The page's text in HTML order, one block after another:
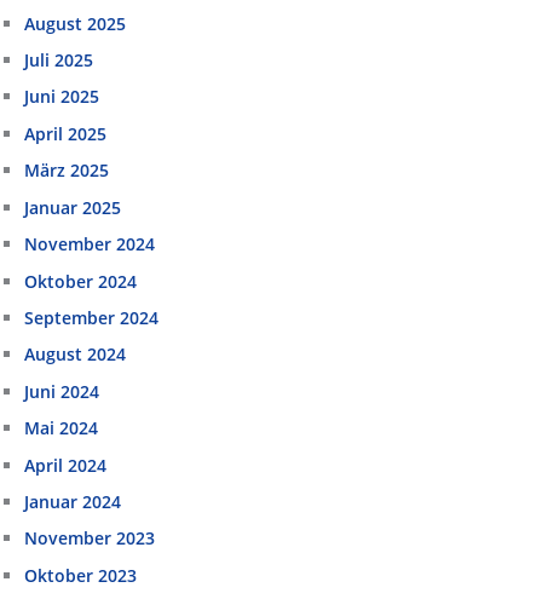
August 2025
Juli 2025
Juni 2025
April 2025
März 2025
Januar 2025
November 2024
Oktober 2024
September 2024
August 2024
Juni 2024
Mai 2024
April 2024
Januar 2024
November 2023
Oktober 2023